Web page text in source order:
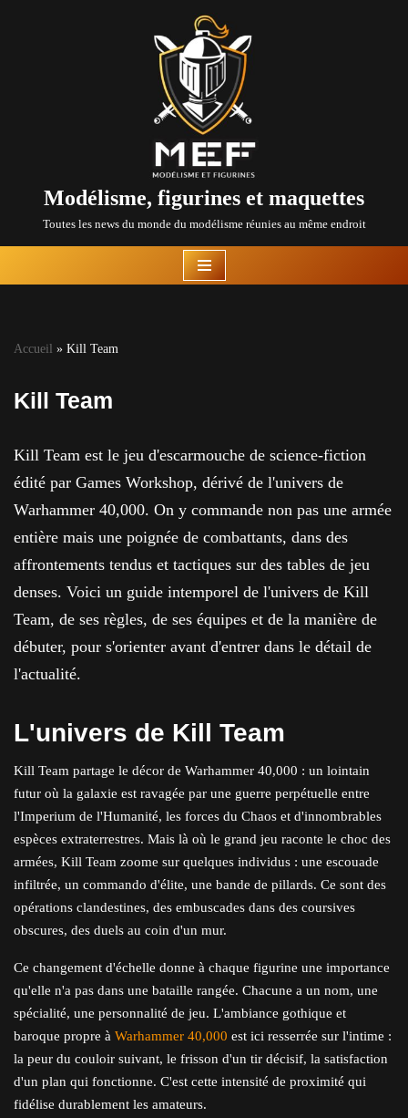
Modélisme, figurines et maquettes
Toutes les news du monde du modélisme réunies au même endroit
Accueil » Kill Team
Kill Team
Kill Team est le jeu d'escarmouche de science-fiction
édité par Games Workshop, dérivé de l'univers de
Warhammer 40,000. On y commande non pas une armée
entière mais une poignée de combattants, dans des
affrontements tendus et tactiques sur des tables de jeu
denses. Voici un guide intemporel de l'univers de Kill
Team, de ses règles, de ses équipes et de la manière de
débuter, pour s'orienter avant d'entrer dans le détail de
l'actualité.
L'univers de Kill Team
Kill Team partage le décor de Warhammer 40,000 : un lointain
futur où la galaxie est ravagée par une guerre perpétuelle entre
l'Imperium de l'Humanité, les forces du Chaos et d'innombrables
espèces extraterrestres. Mais là où le grand jeu raconte le choc des
armées, Kill Team zoome sur quelques individus : une escouade
infiltrée, un commando d'élite, une bande de pillards. Ce sont des
opérations clandestines, des embuscades dans des coursives
obscures, des duels au coin d'un mur.
Ce changement d'échelle donne à chaque figurine une importance
qu'elle n'a pas dans une bataille rangée. Chacune a un nom, une
spécialité, une personnalité de jeu. L'ambiance gothique et
baroque propre à Warhammer 40,000 est ici resserrée sur l'intime :
la peur du couloir suivant, le frisson d'un tir décisif, la satisfaction
d'un plan qui fonctionne. C'est cette intensité de proximité qui
fidélise durablement les amateurs.